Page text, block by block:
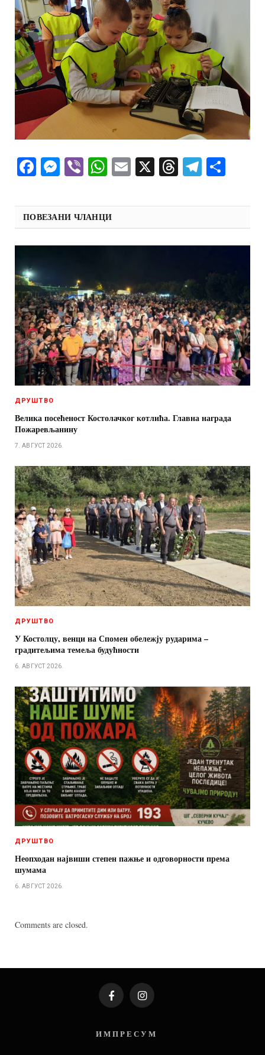
Facebook
Messenger
ViberWhatsApp
Email
X Threads
ПОВЕЗАНИ ЧЛАНЦИ
ДРУШТВО
Велика посећеност Костолачког котлића. Главна награда
Пожаревљанину
7. АВГУСТ 2026.
ДРУШТВО
У Костолцу, венци на Спомен обележју рударима –
градитељима темеља будућности
6. АВГУСТ 2026.
ДРУШТВО
Неопходан највиши степен пажње и одговорности према
шумама
6. АВГУСТ 2026.
Comments are closed.
FacebookInstagram
И М П Р Е С У М